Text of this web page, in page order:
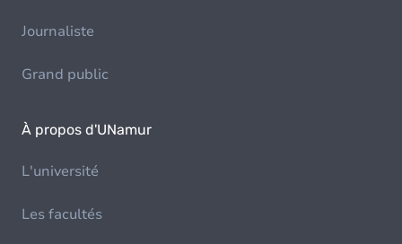
Journaliste
Grand public
À propos d'UNamur
L'université
Les facultés